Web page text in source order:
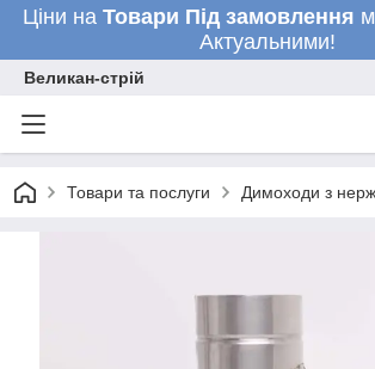
Ціни на Товари Під замовлення
Актуальними!
Великан-стрій
Товари та послуги Димоходи з